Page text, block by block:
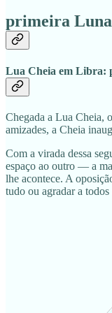
primeira
Lua Cheia em Libra:
Chegada a Lua Cheia,
amizades, a Cheia
Com a virada dessa
espaço ao outro — a
lhe acontece. A
tudo ou agradar a